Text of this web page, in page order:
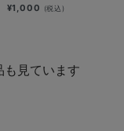
¥1,000 (税込)
も見ています